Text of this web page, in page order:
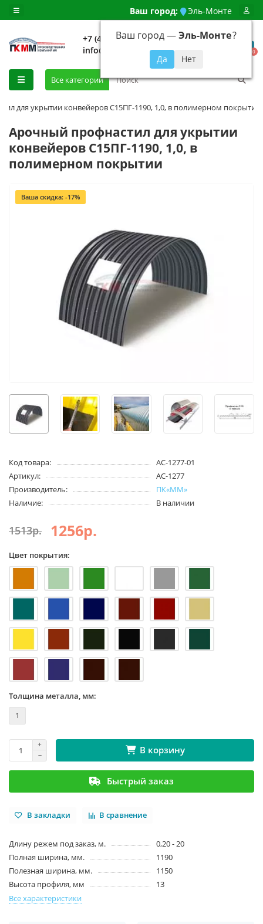
Ваш город: Эль-Монте
Ваш город —Эль-Монте?
+7 (499) 648-92-94
info@evroshtaketnikmoskva.ru
0
Все категории
для укрытии конвейеров С15ПГ-1190, 1,0, в полимерном покрытии
Арочный профнастил для укрытии
конвейеров С15ПГ-1190, 1,0, в
полимерном покрытии
Ваша скидка: -17%
Код товара:
АС-1277-01
Артикул:
АС-1277
Производитель:
ПК«ММ»
Наличие:
В наличии
1513р. 1256р.
Цвет покрытия:
Толщина металла, мм:
1
В корзину
Быстрый заказ
В закладки В сравнение
Длину режем под заказ, м.
0,20 - 20
Полная ширина, мм.
1190
Полезная ширина, мм.
1150
Высота профиля, мм
13
Все характеристики